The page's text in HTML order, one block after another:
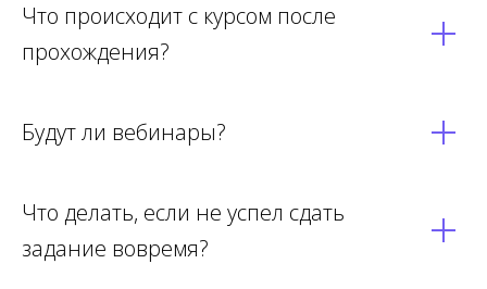
Что происходит с курсом после
прохождения?
Будут ли вебинары?
Что делать, если не успел сдать
задание вовремя?